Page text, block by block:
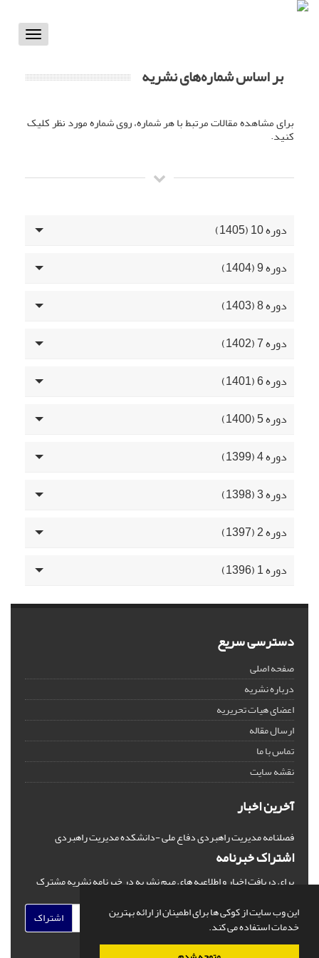
این وب سایت از کوکی ها برای اطمینان از ارائه بهترین
خدمات استفاده می کند.
Toggle
بر اساس شماره‌های نشریه
برای مشاهده مقالات مرتبط با هر شماره، روی شماره مورد نظر کلیک
کنید.
دوره 10 (1405)
دوره 9 (1404)
دوره 8 (1403)
دوره 7 (1402)
دوره 6 (1401)
دوره 5 (1400)
دوره 4 (1399)
دوره 3 (1398)
دوره 2 (1397)
دوره 1 (1396)
دسترسی سریع
صفحه اصلی
درباره نشریه
اعضای هیات تحریریه
ارسال مقاله
تماس با ما
نقشه سایت
آخرین اخبار
فصلنامه مدیریت راهبردی دفاع ملی -دانشکده مدیریت راهبردی
اشتراک خبرنامه
برای دریافت اخبار و اطلاعیه های مهم نشریه در خبرنامه نشریه مشترک
اشتراک